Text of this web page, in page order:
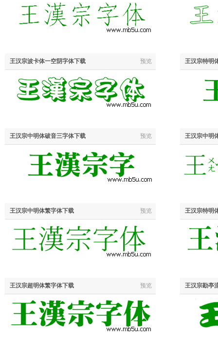
王汉宗波卡体一空阴字体下载 预览 王汉宗特明
王汉宗中明体破音三字体下载 预览 王汉宗中明
王汉宗中明体繁字体下载 预览 王汉宗特明
王汉宗超明体繁字体下载 预览 王汉宗勘亭